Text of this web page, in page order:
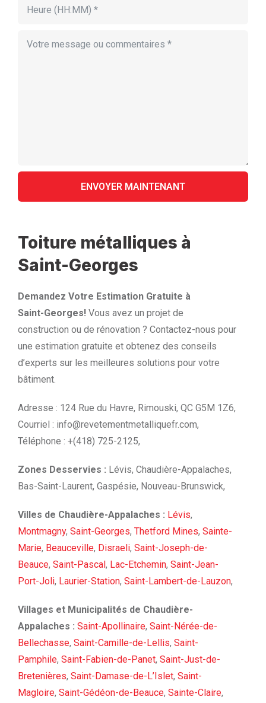
Toiture métalliques à
Saint-Georges
Demandez Votre Estimation Gratuite à
Saint-Georges! Vous avez un projet de
construction ou de rénovation ? Contactez-nous pour
une estimation gratuite et obtenez des conseils
d’experts sur les meilleures solutions pour votre
bâtiment.
Adresse : 124 Rue du Havre, Rimouski, QC G5M 1Z6,
Courriel : info@revetementmetalliquefr.com,
Téléphone : +(418) 725-2125,
Zones Desservies : Lévis, Chaudière-Appalaches,
Bas-Saint-Laurent, Gaspésie, Nouveau-Brunswick,
Villes de Chaudière-Appalaches : Lévis,
Montmagny, Saint-Georges, Thetford Mines, Sainte-
Marie, Beauceville, Disraeli, Saint-Joseph-de-
Beauce, Saint-Pascal , Lac-Etchemin, Saint-Jean-
Port-Joli, Laurier-Station, Saint-Lambert-de-Lauzon,
Villages et Municipalités de Chaudière-
Appalaches : Saint-Apollinaire, Saint-Nérée-de-
Bellechasse, Saint-Camille-de-Lellis, Saint-
Pamphile, Saint-Fabien-de-Panet, Saint-Just-de-
Bretenières, Saint-Damase-de-L’Islet, Saint-
Magloire, Saint-Gédéon-de-Beauce, Sainte-Claire,